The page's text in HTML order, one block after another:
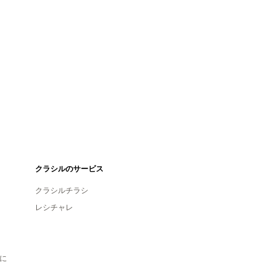
クラシルのサービス
クラシルチラシ
レシチャレ